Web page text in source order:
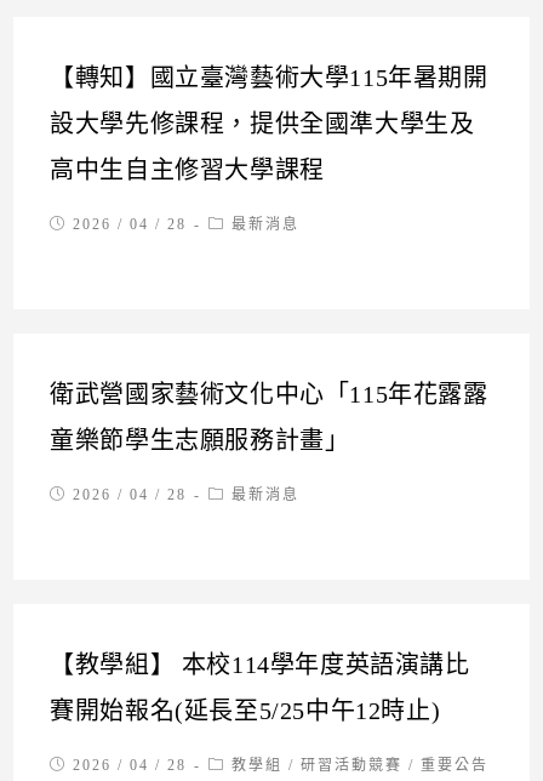
【轉知】國立臺灣藝術大學115年暑期開
設大學先修課程，提供全國準大學生及
高中生自主修習大學課程
Post2026 / 04 / 28
Post最新消息
衛武營國家藝術文化中心「115年花露露
童樂節學生志願服務計畫」
Post2026 / 04 / 28
Post最新消息
【教學組】 本校114學年度英語演講比
賽開始報名(延長至5/25中午12時止)
Post2026 / 04 / 28
Post教學組 / 研習活動競賽 / 重要公告